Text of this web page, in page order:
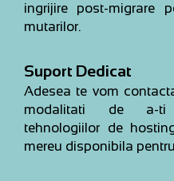
ingrijire post-migrare
mutarilor.
Suport Dedicat
Adesea te vom
modalitati de a-ti
tehnologiilor de
mereu disponibila